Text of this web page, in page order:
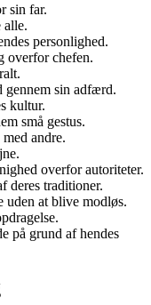
sin far.
alle.
personlighed.
overfor chefen.
gennem sin adfærd.
kultur.
små gestus.
andre.
overfor autoriteter.
deres traditioner.
uden at blive modløs.
på grund af hendes